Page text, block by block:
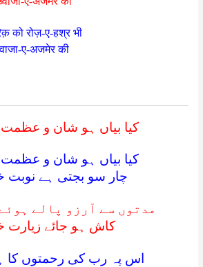
को रोज़-ए-हश्र भी
ए-अजमेर की
کیا بیاں ہو شان و
کیا بیاں ہو شان و
چار سو بجتی ہے نوبت
مدتوں سے آرزو پالے
کاش ہو جائے زیارت
اس پہ رب کی رحمتوں کا